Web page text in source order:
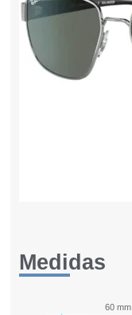
Medidas
60 mm